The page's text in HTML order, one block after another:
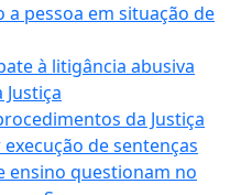
pessoa em situação de
à litigância abusiva
da Justiça
de sentenças
ensino questionam no